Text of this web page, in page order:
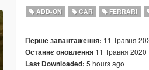
ADD-ON CAR FERRARI
Перше завантаження: 11 Травня
Останнє оновлення11 Травня 2020
Last Downloaded: 5 hours ago